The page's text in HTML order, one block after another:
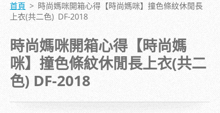
首頁 > 時尚媽咪開箱心得【時尚媽咪】撞色條紋休閒長
上衣(共二色) DF-2018
時尚媽咪開箱心得【時尚媽
咪】撞色條紋休閒長上衣(共二
色) DF-2018